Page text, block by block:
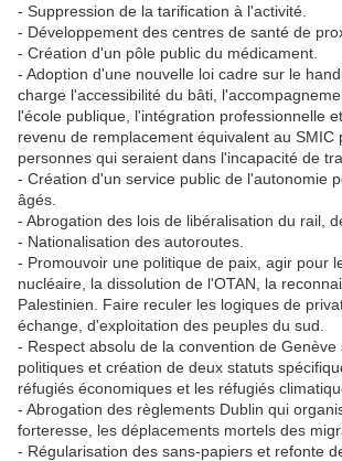
- Suppression de la tarification à l'activité.
- Développement des centres de santé de
- Création d'un pôle public du médicament.
- Adoption d'une nouvelle loi cadre sur le
charge l'accessibilité du bâti,
l'école publique, l'intégration professionnelle
revenu de remplacement équivalent au SMIC
personnes qui seraient dans l'incapacité de
- Création d'un service public de l'autonomie
âgés.
- Abrogation des lois de libéralisation du rail,
- Nationalisation des autoroutes.
- Promouvoir une politique de paix, agir pour
nucléaire, la dissolution de l'OTAN, la
Palestinien. Faire reculer les logiques de
échange, d'exploitation des peuples du sud.
- Respect absolu de la convention de Genève
politiques et création de deux statuts
réfugiés économiques et les réfugiés
- Abrogation des règlements Dublin qui
forteresse, les déplacements mortels des
- Régularisation des sans-papiers et refonte